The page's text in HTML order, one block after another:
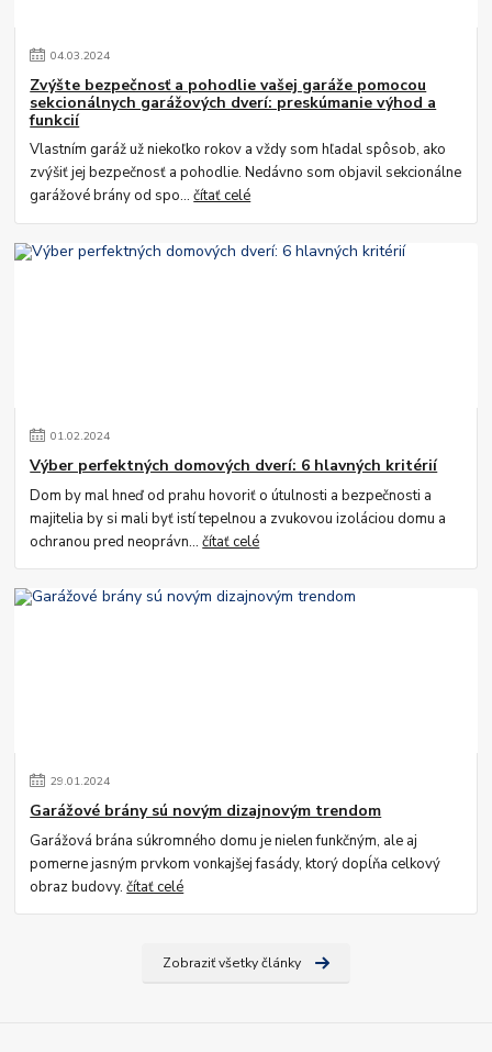
04.03.2024
Zvýšte bezpečnosť a pohodlie vašej garáže pomocou
sekcionálnych garážových dverí: preskúmanie výhod a
funkcií
Vlastním garáž už niekoľko rokov a vždy som hľadal spôsob, ako
zvýšiť jej bezpečnosť a pohodlie. Nedávno som objavil sekcionálne
garážové brány od spo...čítať celé
01.02.2024
Výber perfektných domových dverí: 6 hlavných kritérií
Dom by mal hneď od prahu hovoriť o útulnosti a bezpečnosti a
majitelia by si mali byť istí tepelnou a zvukovou izoláciou domu a
ochranou pred neoprávn...čítať celé
29.01.2024
Garážové brány sú novým dizajnovým trendom
Garážová brána súkromného domu je nielen funkčným, ale aj
pomerne jasným prvkom vonkajšej fasády, ktorý dopĺňa celkový
obraz budovy.čítať celé
Zobraziť všetky články